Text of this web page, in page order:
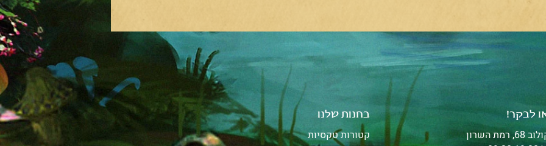
בחנות שלנו
קטורות טקסיות
לבקר!
רמת השרון